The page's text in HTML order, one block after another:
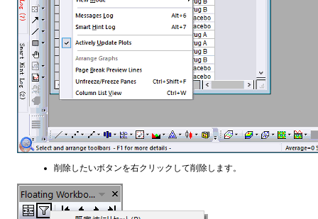
削除したいボタンを右クリックして削除します。